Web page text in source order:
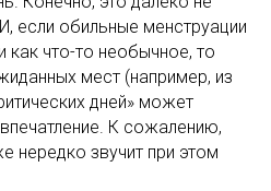
если обильные менструации
как что-то необычное, то
мест (например, из
дней» может
К сожалению,
нередко звучит при этом